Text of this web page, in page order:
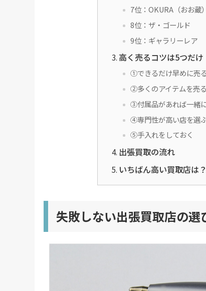
7位：OKURA（おお蔵）
8位：ザ・ゴールド
9位：ギャラリーレア
高く売るコツは5つだけ
①できるだけ早めに売る
②多くのアイテムを売る
③付属品があれば一緒
④専門性が高い店を選
⑤手入れをしておく
出張買取の流れ
いちばん高い買取店は？
失敗しない出張買取店の選